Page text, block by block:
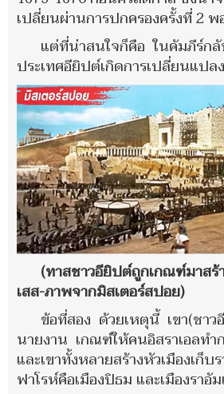
เปลี่ยนผ่านการปกครองครั้งที่ 2
แต่ที่น่าสนใจก็คือ ในคัมภีร์กลั
ประเทศอียิปต์เกิดการเปลี่ยนแปล
(ทาสชาวอียิปต์ถูกเกณฑ์มาสร้
เสส-ภาพจากมิสเตอร์สปอย)
ข้อที่สอง ด้วยเหตุนี้ เขา(ชาว
นายงาน เกณฑ์ให้คนอิสราเอลทำ
และเขาทั้งหลายสร้างหัวเมืองเก็
ฟาโรห์คือเมืองปิธม และเมืองราอั